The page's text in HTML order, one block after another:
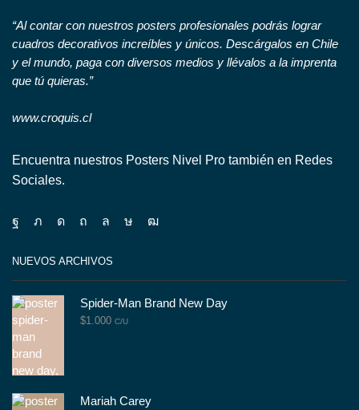
“Al contar con nuestros posters profesionales podrás lograr
cuadros decorativos increíbles y únicos. Descárgalos en Chile
y el mundo, paga con diversos medios y llévalos a la imprenta
que tú quieras.”
www.croquis.cl
Encuentra nuestros Posters Nivel Pro también en Redes
Sociales.
Facebook
NUEVOS ARCHIVOS
Spider-Man Brand New Day
$1.000 C/U
Mariah Carey